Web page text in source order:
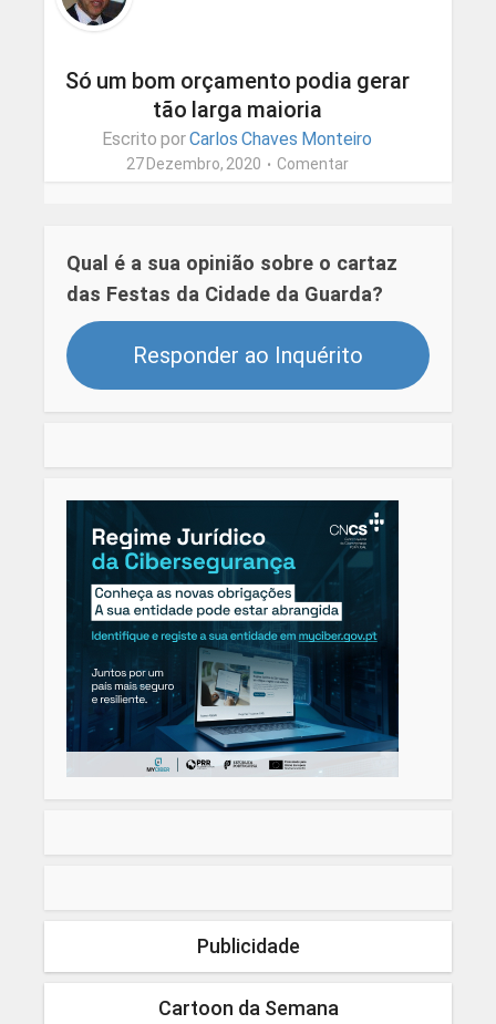
Só um bom orçamento podia gerar
tão larga maioria
Escrito porCarlos Chaves Monteiro
27 Dezembro, 2020 Comentar
Qual é a sua opinião sobre o cartaz
das Festas da Cidade da Guarda?
Responder ao Inquérito
Publicidade
Cartoon da Semana